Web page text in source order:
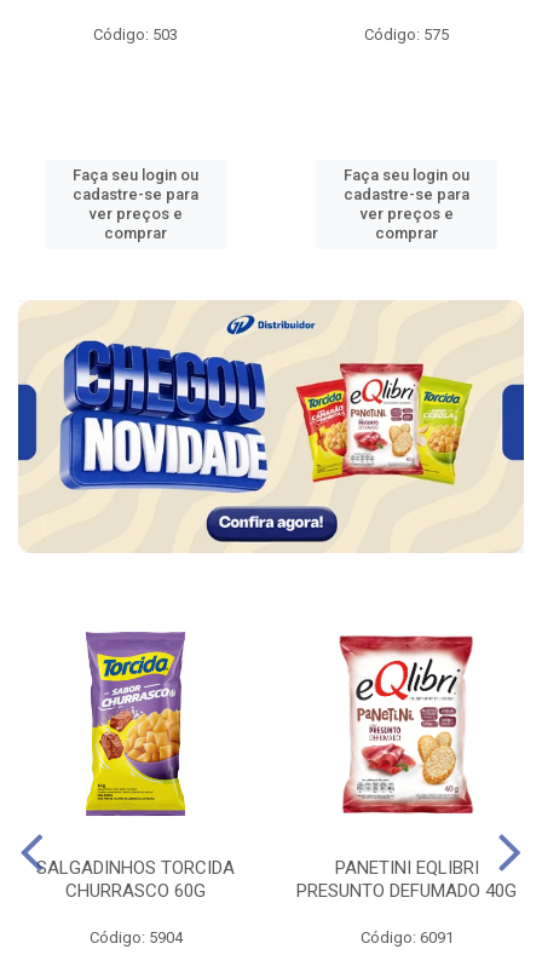
Código: 503
Faça seu login ou
cadastre-se para
ver preços e
comprar
Código: 575
Faça seu login ou
cadastre-se para
ver preços e
comprar
SALGADINHOS TORCIDA
CHURRASCO 60G
Código: 5904
PANETINI EQLIBRI
PRESUNTO DEFUMADO 40G
Código: 6091